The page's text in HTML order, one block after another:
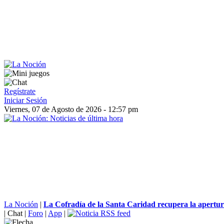
Regístrate
Iniciar Sesión
Viernes, 07 de Agosto de 2026 - 12:57 pm
La Noción | La Cofradía de la Santa Caridad recupera la
| Chat | Foro | App |